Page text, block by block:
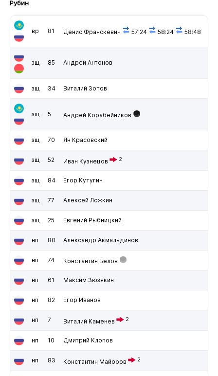
Рубин
вр 81 Денис Франскевич 57:24 58:24 58:48
зщ 85 Андрей Антонов
зщ 34 Виталий Зотов
зщ 5 Андрей Корабейников
зщ 70 Ян Красовский
зщ 52 Иван Кузнецов 2
зщ 84 Егор Кутугин
зщ 77 Алексей Ложкин
зщ 25 Евгений Рыбницкий
нп 80 Александр Акмальдинов
нп 74 Константин Белов
нп 61 Максим Зюзякин
нп 82 Егор Иванов
нп 7 Виталий Каменев 2
нп 10 Дмитрий Клопов
нп 83 Константин Майоров 2